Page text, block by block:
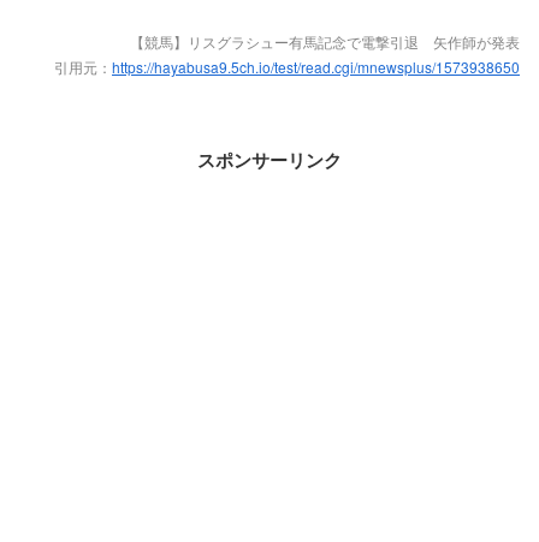
【競馬】リスグラシュー有馬記念で電撃引退 矢作師が発表
引用元： https://hayabusa9.5ch.io/test/read.cgi/mnewsplus/1573938650
スポンサーリンク